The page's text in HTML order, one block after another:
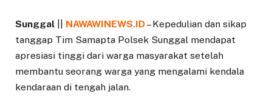
Sunggal NAWAWINEWS.ID– Kepedulian dan sikap
tanggap Tim Samapta Polsek Sunggal mendapat
apresiasi tinggi dari warga masyarakat setelah
membantu seorang warga yang mengalami kendala
kendaraan di tengah jalan.